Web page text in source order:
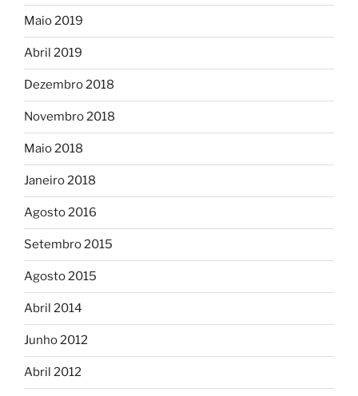
Maio 2019
Abril 2019
Dezembro 2018
Novembro 2018
Maio 2018
Janeiro 2018
Agosto 2016
Setembro 2015
Agosto 2015
Abril 2014
Junho 2012
Abril 2012